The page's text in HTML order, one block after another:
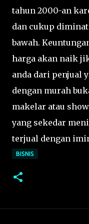
tahun 2000-an
dan cukup
bawah.
harga akan naik
anda dari penjual
dengan murah
makelar atau
yang sekedar
terjual dengan
BISNIS